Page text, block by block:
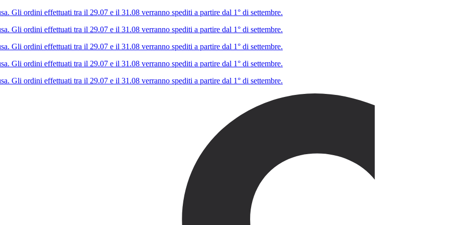
Gli ordini effettuati tra il 29.07 e il 31.08 verranno spediti a partire dal 1° di settembre.
Gli ordini effettuati tra il 29.07 e il 31.08 verranno spediti a partire dal 1° di settembre.
Gli ordini effettuati tra il 29.07 e il 31.08 verranno spediti a partire dal 1° di settembre.
Gli ordini effettuati tra il 29.07 e il 31.08 verranno spediti a partire dal 1° di settembre.
Gli ordini effettuati tra il 29.07 e il 31.08 verranno spediti a partire dal 1° di settembre.